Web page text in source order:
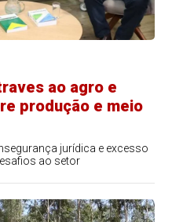
ao agro e
produção e meio
jurídica e excesso
ao setor